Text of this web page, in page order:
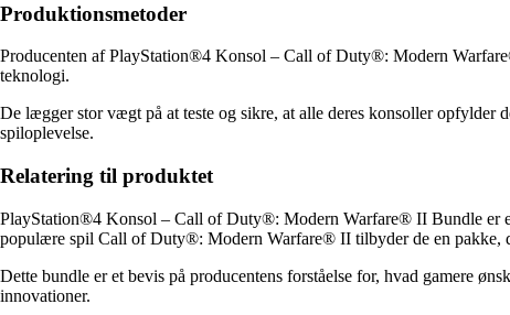
Produktionsmetoder
Producenten af PlayStation®4 Konsol – Call of Duty®: Modern
teknologi.
De lægger stor vægt på at teste og sikre, at alle deres konsoller opfylder
spiloplevelse.
Relatering til produktet
PlayStation®4 Konsol – Call of Duty®: Modern Warfare® II Bundle er et
populære spil Call of Duty®: Modern Warfare® II tilbyder de en pakke,
Dette bundle er et bevis på producentens forståelse for, hvad gamere
innovationer.